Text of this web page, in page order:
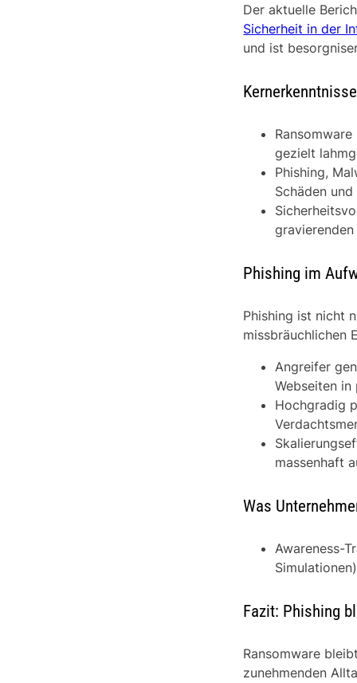
Der aktuelle
Sicherheit in der
und ist
gezielt
Phishing,
Schäden
Phishing im
Phishing ist nicht
missbräuchlichen
Angreifer
Webseiten
Hochgradig
massenhaft
Was
Awareness-
Simulationen)
Fazit: Phishing
Ransomware
zunehmenden